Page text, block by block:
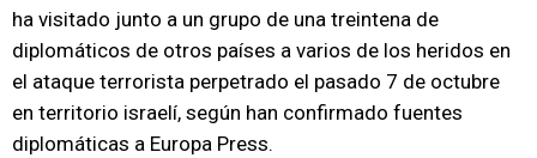
ha visitado junto a un grupo de una treintena de
diplomáticos de otros países a varios de los heridos en
el ataque terrorista perpetrado el pasado 7 de octubre
en territorio israelí, según han confirmado fuentes
diplomáticas a Europa Press.